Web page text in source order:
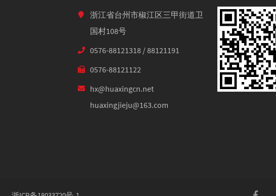
浙江省台州市椒江区三甲街道卫
国村108号
0576-88121318 / 88121191
0576-88121122
hx@huaxingcn.net
huaxingjieju@163.com